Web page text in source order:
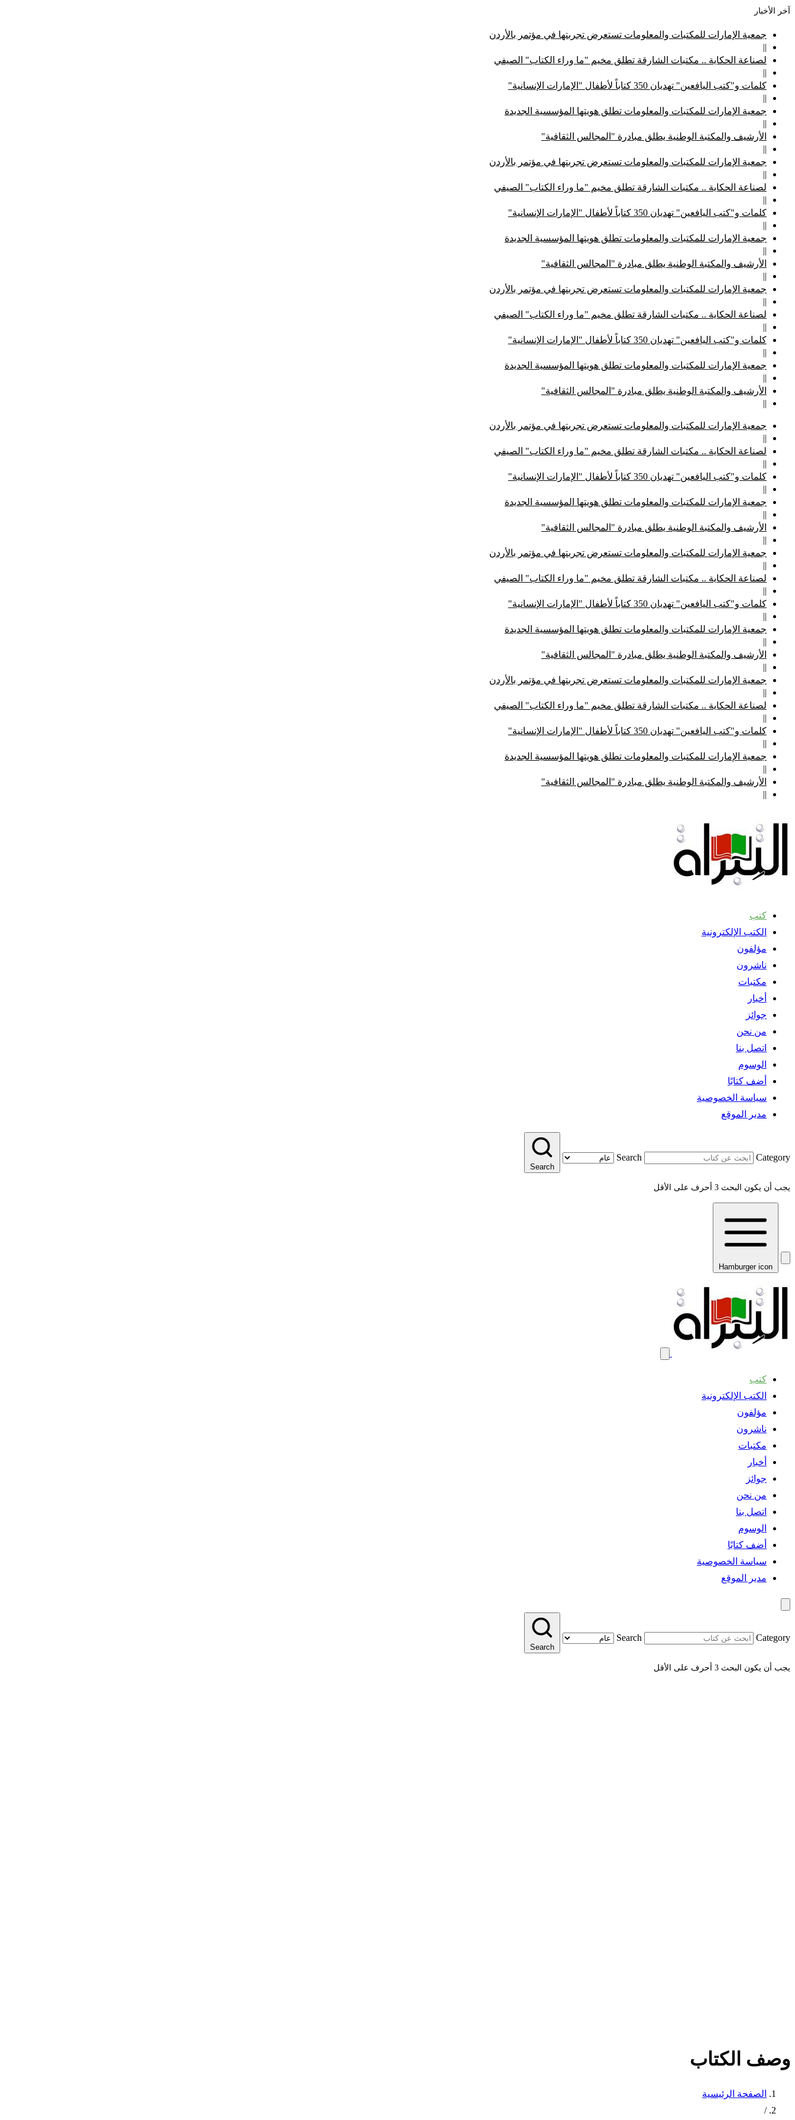
آخر الأخبار
جمعية الإمارات للمكتبات والمعلومات تستعرض تجربتها في مؤتمر بالأردن
||
لصناعة الحكاية .. مكتبات الشارقة تطلق مخيم "ما وراء الكتاب" الصيفي
||
كلمات و"كتب اليافعين" تهديان 350 كتاباً لأطفال "الإمارات الإنسانية"
||
جمعية الإمارات للمكتبات والمعلومات تطلق هويتها المؤسسية الجديدة
||
الأرشيف والمكتبة الوطنية يطلق مبادرة "المجالس الثقافية"
||
جمعية الإمارات للمكتبات والمعلومات تستعرض تجربتها في مؤتمر بالأردن
||
لصناعة الحكاية .. مكتبات الشارقة تطلق مخيم "ما وراء الكتاب" الصيفي
||
كلمات و"كتب اليافعين" تهديان 350 كتاباً لأطفال "الإمارات الإنسانية"
||
جمعية الإمارات للمكتبات والمعلومات تطلق هويتها المؤسسية الجديدة
||
الأرشيف والمكتبة الوطنية يطلق مبادرة "المجالس الثقافية"
||
جمعية الإمارات للمكتبات والمعلومات تستعرض تجربتها في مؤتمر بالأردن
||
لصناعة الحكاية .. مكتبات الشارقة تطلق مخيم "ما وراء الكتاب" الصيفي
||
كلمات و"كتب اليافعين" تهديان 350 كتاباً لأطفال "الإمارات الإنسانية"
||
جمعية الإمارات للمكتبات والمعلومات تطلق هويتها المؤسسية الجديدة
||
الأرشيف والمكتبة الوطنية يطلق مبادرة "المجالس الثقافية"
||
جمعية الإمارات للمكتبات والمعلومات تستعرض تجربتها في مؤتمر بالأردن
||
لصناعة الحكاية .. مكتبات الشارقة تطلق مخيم "ما وراء الكتاب" الصيفي
||
كلمات و"كتب اليافعين" تهديان 350 كتاباً لأطفال "الإمارات الإنسانية"
||
جمعية الإمارات للمكتبات والمعلومات تطلق هويتها المؤسسية الجديدة
||
الأرشيف والمكتبة الوطنية يطلق مبادرة "المجالس الثقافية"
||
جمعية الإمارات للمكتبات والمعلومات تستعرض تجربتها في مؤتمر بالأردن
||
لصناعة الحكاية .. مكتبات الشارقة تطلق مخيم "ما وراء الكتاب" الصيفي
||
كلمات و"كتب اليافعين" تهديان 350 كتاباً لأطفال "الإمارات الإنسانية"
||
جمعية الإمارات للمكتبات والمعلومات تطلق هويتها المؤسسية الجديدة
||
الأرشيف والمكتبة الوطنية يطلق مبادرة "المجالس الثقافية"
||
جمعية الإمارات للمكتبات والمعلومات تستعرض تجربتها في مؤتمر بالأردن
||
لصناعة الحكاية .. مكتبات الشارقة تطلق مخيم "ما وراء الكتاب" الصيفي
||
كلمات و"كتب اليافعين" تهديان 350 كتاباً لأطفال "الإمارات الإنسانية"
||
جمعية الإمارات للمكتبات والمعلومات تطلق هويتها المؤسسية الجديدة
||
الأرشيف والمكتبة الوطنية يطلق مبادرة "المجالس الثقافية"
||
كتب
الكتب الإلكترونية
مؤلفون
ناشرون
مكتبات
أخبار
جوائز
من نحن
اتصل بنا
الوسوم
أضف كتابًا
سياسة الخصوصية
مدير الموقع
Search Category
Search
يجب أن يكون البحث 3 أحرف على الأقل
Hamburger icon
كتب
الكتب الإلكترونية
مؤلفون
ناشرون
مكتبات
أخبار
جوائز
من نحن
اتصل بنا
الوسوم
أضف كتابًا
سياسة الخصوصية
مدير الموقع
Search Category
Search
يجب أن يكون البحث 3 أحرف على الأقل
وصف الكتاب
الصفحة الرئيسية
/